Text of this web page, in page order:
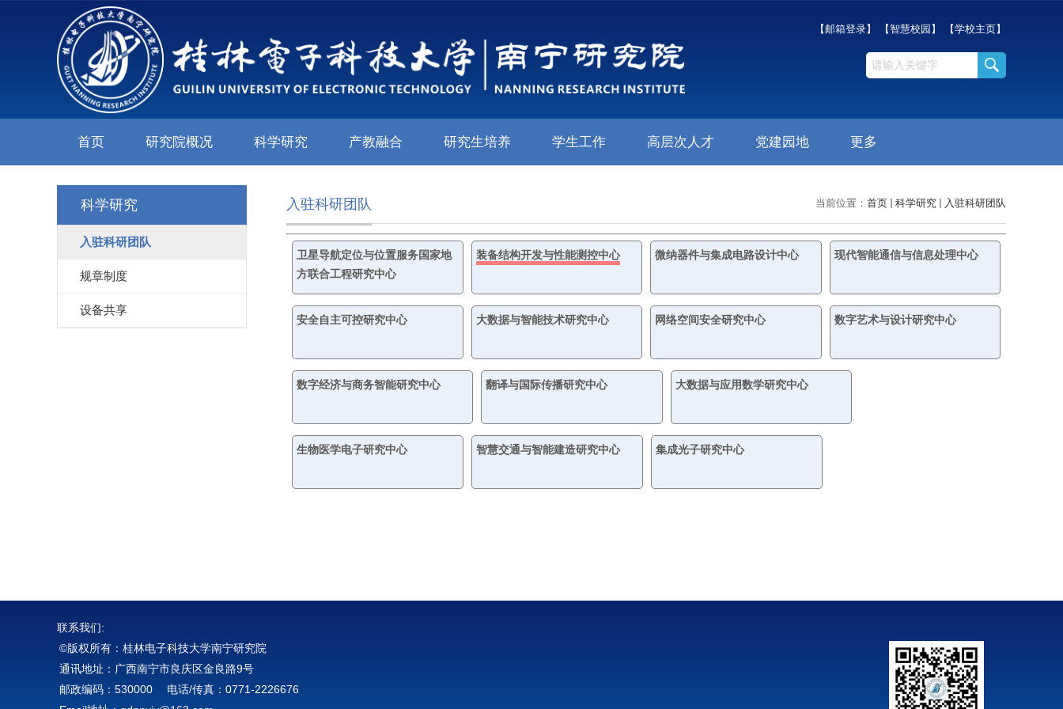
【邮箱登录】 【智慧校园】 【学校主页】
首页 研究院概况 科学研究 产教融合 研究生培养 学生工作 高层次人才 党建园地 更多
科学研究
入驻科研团队
规章制度
设备共享
当前位置： 首页 科学研究 入驻科研团队
入驻科研团队
卫星导航定位与位置服务国家地
方联合工程研究中心
装备结构开发与性能测控中心 微纳器件与集成电路设计中心 现代智能通信与信息处理中心
安全自主可控研究中心 大数据与智能技术研究中心 网络空间安全研究中心 数字艺术与设计研究中心
数字经济与商务智能研究中心 翻译与国际传播研究中心 大数据与应用数学研究中心
生物医学电子研究中心 智慧交通与智能建造研究中心 集成光子研究中心
联系我们:
©版权所有：桂林电子科技大学南宁研究院
通讯地址：广西南宁市良庆区金良路9号
邮政编码：530000 电话/传真：0771-2226676